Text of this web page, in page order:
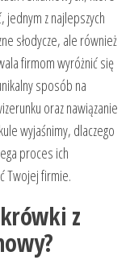
jednym z najlepszych
słodycze, ale również
firmom wyróżnić się
sposób na
oraz nawiązanie
wyjaśnimy, dlaczego
proces ich
Twojej firmie.
z